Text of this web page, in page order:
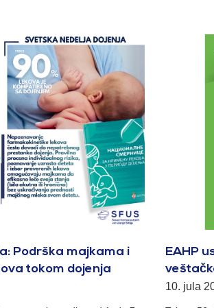
Podrška majkama i
tokom dojenja
EAHP
10. jula